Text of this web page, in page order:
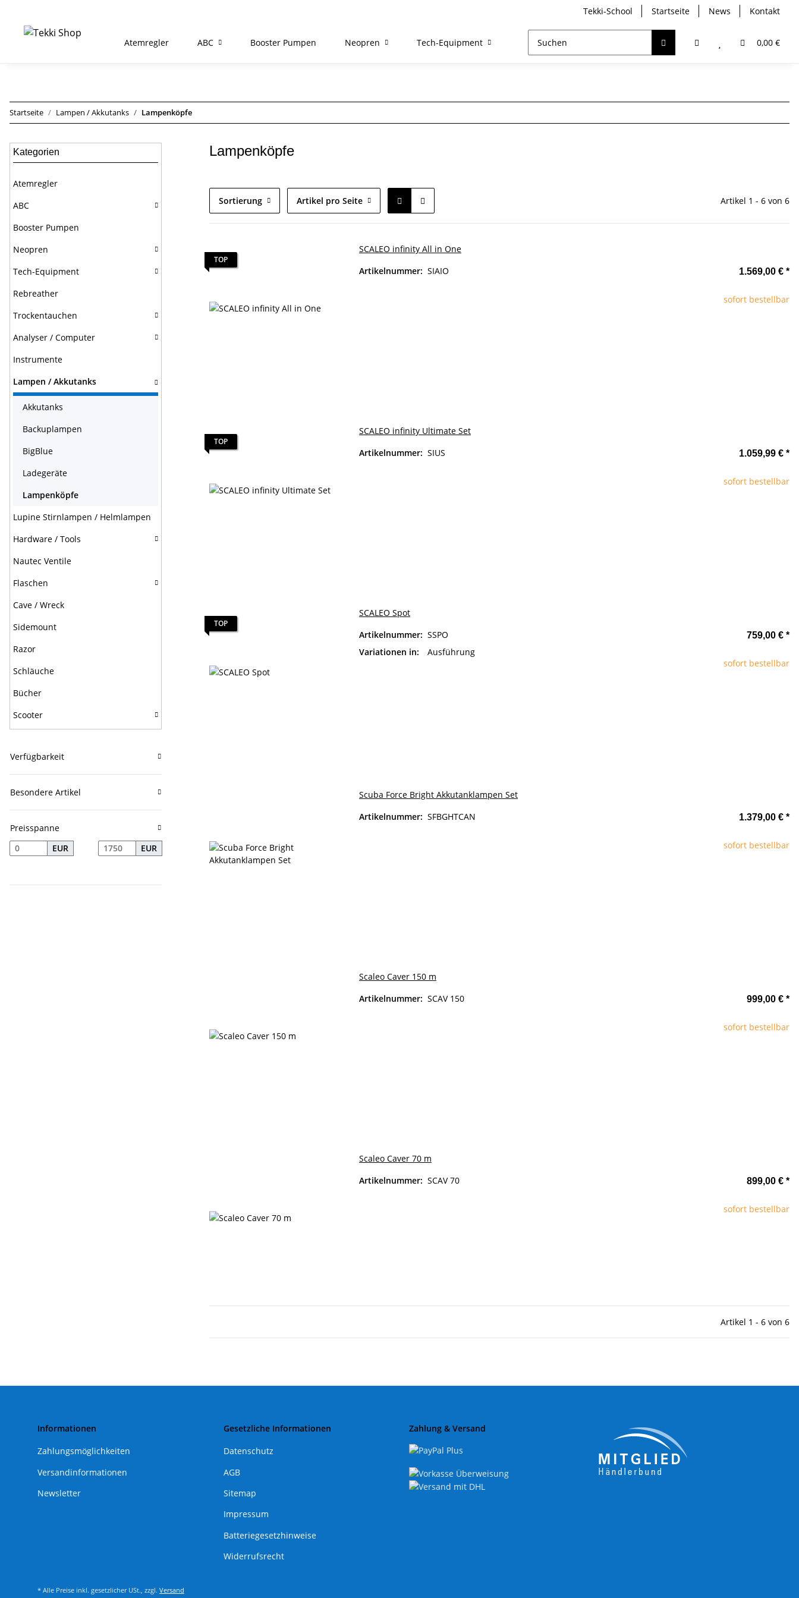
Tekki-School Startseite News Kontakt
0,00 €
Atemregler ABC Booster Pumpen Neopren Tech-Equipment Rebreather Analyser / Computer
Startseite Lampen / Akkutanks Lampenköpfe
Lampenköpfe
Sortierung Artikel pro Seite Artikel 1 - 6 von 6
TOP
SCALEO infinity All in One
Artikelnummer: SIAIO 1.569,00 € *
sofort bestellbar
TOP
SCALEO infinity Ultimate Set
Artikelnummer: SIUS 1.059,99 € *
sofort bestellbar
TOP
SCALEO Spot
Artikelnummer: SSPO
Variationen in:
Ausführung
759,00 € *
sofort bestellbar
Scuba Force Bright Akkutanklampen Set
Artikelnummer: SFBGHTCAN 1.379,00 € *
sofort bestellbar
Scaleo Caver 150 m
Artikelnummer: SCAV 150 999,00 € *
sofort bestellbar
Scaleo Caver 70 m
Artikelnummer: SCAV 70 899,00 € *
sofort bestellbar
Artikel 1 - 6 von 6
Kategorien
Atemregler
ABC
Booster Pumpen
Neopren
Tech-Equipment
Rebreather
Trockentauchen
Analyser / Computer
Instrumente
Lampen / Akkutanks
Akkutanks
Backuplampen
BigBlue
Ladegeräte
Lampenköpfe
Lupine Stirnlampen / Helmlampen
Hardware / Tools
Nautec Ventile
Flaschen
Cave / Wreck
Sidemount
Razor
Schläuche
Bücher
Scooter
Verfügbarkeit
Besondere Artikel
Preisspanne
EUR
EUR
Informationen
Zahlungsmöglichkeiten
Versandinformationen
Newsletter
Gesetzliche Informationen
Datenschutz
AGB
Sitemap
Impressum
Batteriegesetzhinweise
Widerrufsrecht
Zahlung & Versand
* Alle Preise inkl. gesetzlicher USt., zzgl. Versand